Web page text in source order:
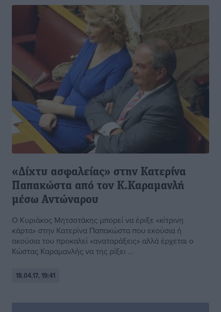
«Δίχτυ ασφαλείας» στην Κατερίνα
Παπακώστα από τον Κ.Καραμανλή
μέσω Αντώναρου
Ο Κυριάκος Μητσοτάκης μπορεί να έριξε «κίτρινη
κάρτα» στην Κατερίνα Παπακώστα που εκούσια ή
ακούσια του προκαλεί «αναταράξεις» αλλά έρχεται ο
Κώστας Καραμανλής να της ρίξει ...
18.04.17, 19:41